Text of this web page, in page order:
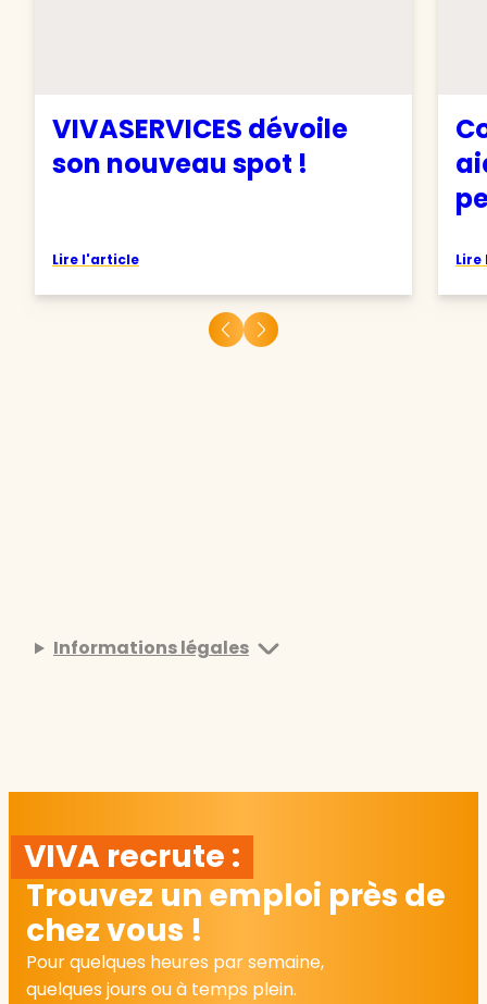
VIVASERVICES dévoile
son nouveau spot !
Lire l'article
Informations légales
VIVA recrute :
Trouvez un emploi près de
chez vous !
Pour quelques heures par semaine,
quelques jours ou à temps plein.